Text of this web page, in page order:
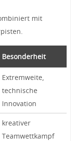
mit
Besonderheit
Extremweite,‌
technische
‍Innovation
kreativer
Teamwettkampf